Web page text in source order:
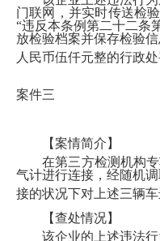
门联网，并实时传送检
“违反本条例第二十二条
放检验档案并保存检验
人民币伍仟元整的行政处
案件三
【案情简介】
在第三方检测机构专
气计进行连接，经随机
接的状况下对上述三辆
【查处情况】
该企业的上述违法行